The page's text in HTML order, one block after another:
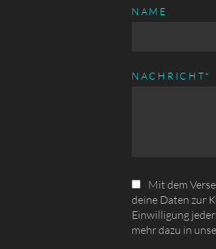
NAME
PFLICHTFELD
NACHRICHT*
Mit dem
deine Daten zur
Einwilligung
mehr dazu in